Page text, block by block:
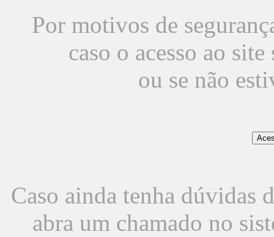
Por motivos de
caso o acesso ao
ou se não
Caso ainda tenha dúvidas
abra um chamado no